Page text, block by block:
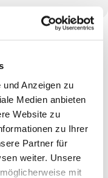
Anzeigen zu
Medien anbieten
Website zu
zu Ihrer
Partner für
weiter. Unsere
mit
gebeten.